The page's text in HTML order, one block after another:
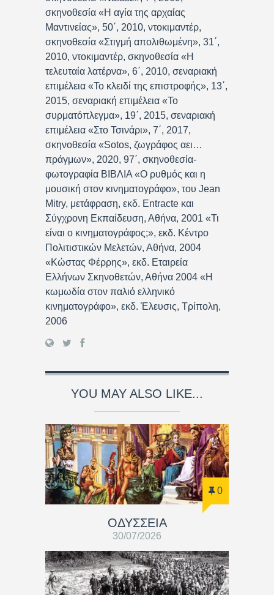
σκηνοθεσία «Η αγία της αρχαίας
Μαντινείας», 50΄, 2010, ντοκιμαντέρ,
σκηνοθεσία «Στιγμή απολιθωμένη», 31΄,
2010, ντοκιμαντέρ, σκηνοθεσία «Η
τελευταία λατέρνα», 6΄, 2010, σεναριακή
επιμέλεια «Το κλειδί της επιστροφής», 13΄,
2015, σεναριακή επιμέλεια «Το
συρματόπλεγμα», 19΄, 2015, σεναριακή
επιμέλεια «Στο Τσινάρι», 7΄, 2017,
σκηνοθεσία «Sotos, ζωγράφος αει…
πράγμων», 2020, 97΄, σκηνοθεσία-
φωτογραφία ΒΙΒΛΙΑ «Ο ρυθμός και η
μουσική στον κινηματογράφο», του Jean
Mitry, μετάφραση, εκδ. Entracte και
Σύγχρονη Εκπαίδευση, Αθήνα, 2001 «Τι
είναι ο κινηματογράφος;», εκδ. Κέντρο
Πολιτιστικών Μελετών, Αθήνα, 2004
«Κώστας Φέρρης», εκδ. Εταιρεία
Ελλήνων Σκηνοθετών, Αθήνα 2004 «Η
κωμωδία στον παλιό ελληνικό
κινηματογράφο», εκδ. Έλευσις, Τρίπολη,
2006
YOU MAY ALSO LIKE...
0
ΟΔΥΣΣΕΙΑ
30/07/2026